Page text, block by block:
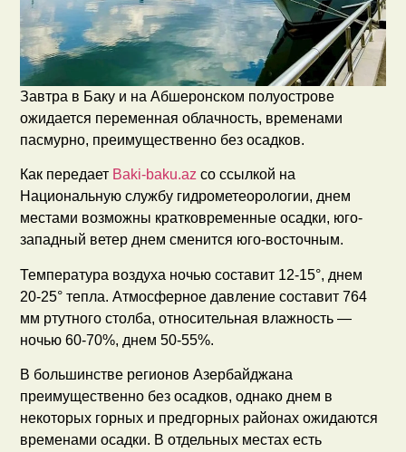
Завтра в Баку и на Абшеронском полуострове
ожидается переменная облачность, временами
пасмурно, преимущественно без осадков.
Как передает Baki-baku.az со ссылкой на
Национальную службу гидрометеорологии, днем
местами возможны кратковременные осадки, юго-
западный ветер днем сменится юго-восточным.
Температура воздуха ночью составит 12-15°, днем
20-25° тепла. Атмосферное давление составит 764
мм ртутного столба, относительная влажность —
ночью 60-70%, днем 50-55%.
В большинстве регионов Азербайджана
преимущественно без осадков, однако днем в
некоторых горных и предгорных районах ожидаются
временами осадки. В отдельных местах есть